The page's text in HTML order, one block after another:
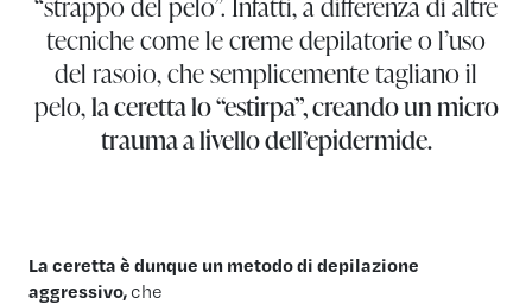
tecniche come le creme depilatorie o l’uso
del rasoio, che semplicemente tagliano il
pelo,la ceretta lo “estirpa”, creando un micro
trauma a livello dell’epidermide.
La ceretta è dunque un metodo di depilazione
aggressivo, che